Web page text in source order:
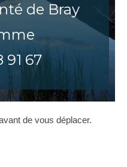
de Bray
91 67
de vous déplacer.